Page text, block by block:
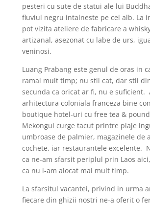
pesteri cu sute de statui ale lui
fluviul negru intalneste pe cel alb. La
pot vizita ateliere de fabricare a
artizanal, asezonat cu labe de urs,
veninosi.
Luang Prabang este genul de oras in
ramai mult timp; nu stii cat, dar stii
secunda ca oricat ar fi, nu e suficient.
arhitectura coloniala franceza bine
boutique hotel-uri cu free tea & pound
Mekongul curge tacut printre plaje
umbroase de palmier, magazinele de
cochete, iar restaurantele excelente.
ca ne-am sfarsit periplul prin Laos
ca nu i-am alocat mai mult timp.
La sfarsitul vacantei, privind in urma
fiecare din ghizii nostri ne-a oferit o